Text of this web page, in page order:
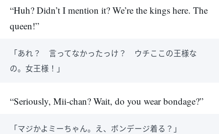
“Huh? Didn’t I mention it? We’re the kings here. The
queen!”
「あれ？ 言ってなかったっけ？ ウチここの王様な
の。女王様！」
“Seriously, Mii-chan? Wait, do you wear bondage?”
「マジかよミーちゃん。え、ボンデージ着る？」